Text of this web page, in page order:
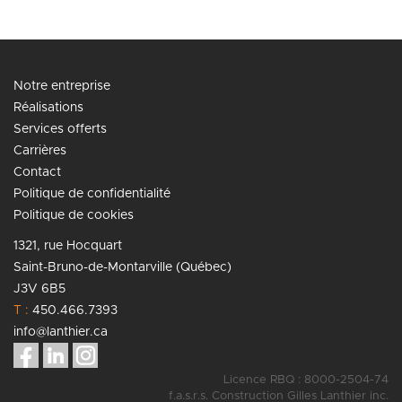
Notre entreprise
Réalisations
Services offerts
Carrières
Contact
Politique de confidentialité
Politique de cookies
1321, rue Hocquart
Saint-Bruno-de-Montarville (Québec)
J3V 6B5
T : 450.466.7393
info@lanthier.ca
Licence RBQ : 8000-2504-74
f.a.s.r.s. Construction Gilles Lanthier inc.